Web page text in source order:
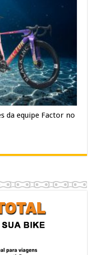
da equipe Factor no